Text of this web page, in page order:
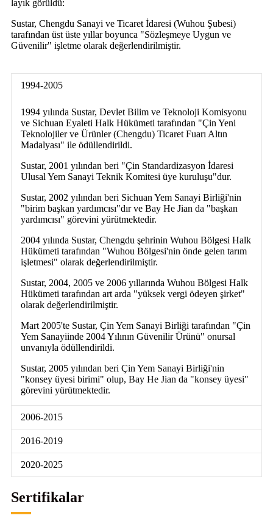
layık görüldü:
Sustar, Chengdu Sanayi ve Ticaret İdaresi (Wuhou Şubesi)
tarafından üst üste yıllar boyunca "Sözleşmeye Uygun ve
Güvenilir" işletme olarak değerlendirilmiştir.
1994-2005
1994 yılında Sustar, Devlet Bilim ve Teknoloji Komisyonu
ve Sichuan Eyaleti Halk Hükümeti tarafından "Çin Yeni
Teknolojiler ve Ürünler (Chengdu) Ticaret Fuarı Altın
Madalyası" ile ödüllendirildi.
Sustar, 2001 yılından beri "Çin Standardizasyon İdaresi
Ulusal Yem Sanayi Teknik Komitesi üye kuruluşu"dur.
Sustar, 2002 yılından beri Sichuan Yem Sanayi Birliği'nin
"birim başkan yardımcısı"dır ve Bay He Jian da "başkan
yardımcısı" görevini yürütmektedir.
2004 yılında Sustar, Chengdu şehrinin Wuhou Bölgesi Halk
Hükümeti tarafından "Wuhou Bölgesi'nin önde gelen tarım
işletmesi" olarak değerlendirilmiştir.
Sustar, 2004, 2005 ve 2006 yıllarında Wuhou Bölgesi Halk
Hükümeti tarafından art arda "yüksek vergi ödeyen şirket"
olarak değerlendirilmiştir.
Mart 2005'te Sustar, Çin Yem Sanayi Birliği tarafından "Çin
Yem Sanayiinde 2004 Yılının Güvenilir Ürünü" onursal
unvanıyla ödüllendirildi.
Sustar, 2005 yılından beri Çin Yem Sanayi Birliği'nin
"konsey üyesi birimi" olup, Bay He Jian da "konsey üyesi"
görevini yürütmektedir.
2006-2015
2016-2019
2020-2025
Sertifikalar